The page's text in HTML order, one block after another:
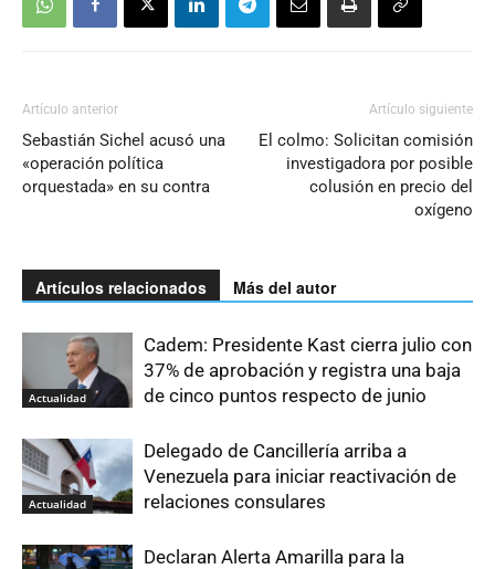
Artículo anterior
Sebastián Sichel acusó una
«operación política
orquestada» en su contra
Artículo siguiente
El colmo: Solicitan comisión
investigadora por posible
colusión en precio del
oxígeno
Artículos relacionados Más del autor
Actualidad
Cadem: Presidente Kast cierra julio con
37% de aprobación y registra una baja
de cinco puntos respecto de junio
Actualidad
Delegado de Cancillería arriba a
Venezuela para iniciar reactivación de
relaciones consulares
Declaran Alerta Amarilla para la